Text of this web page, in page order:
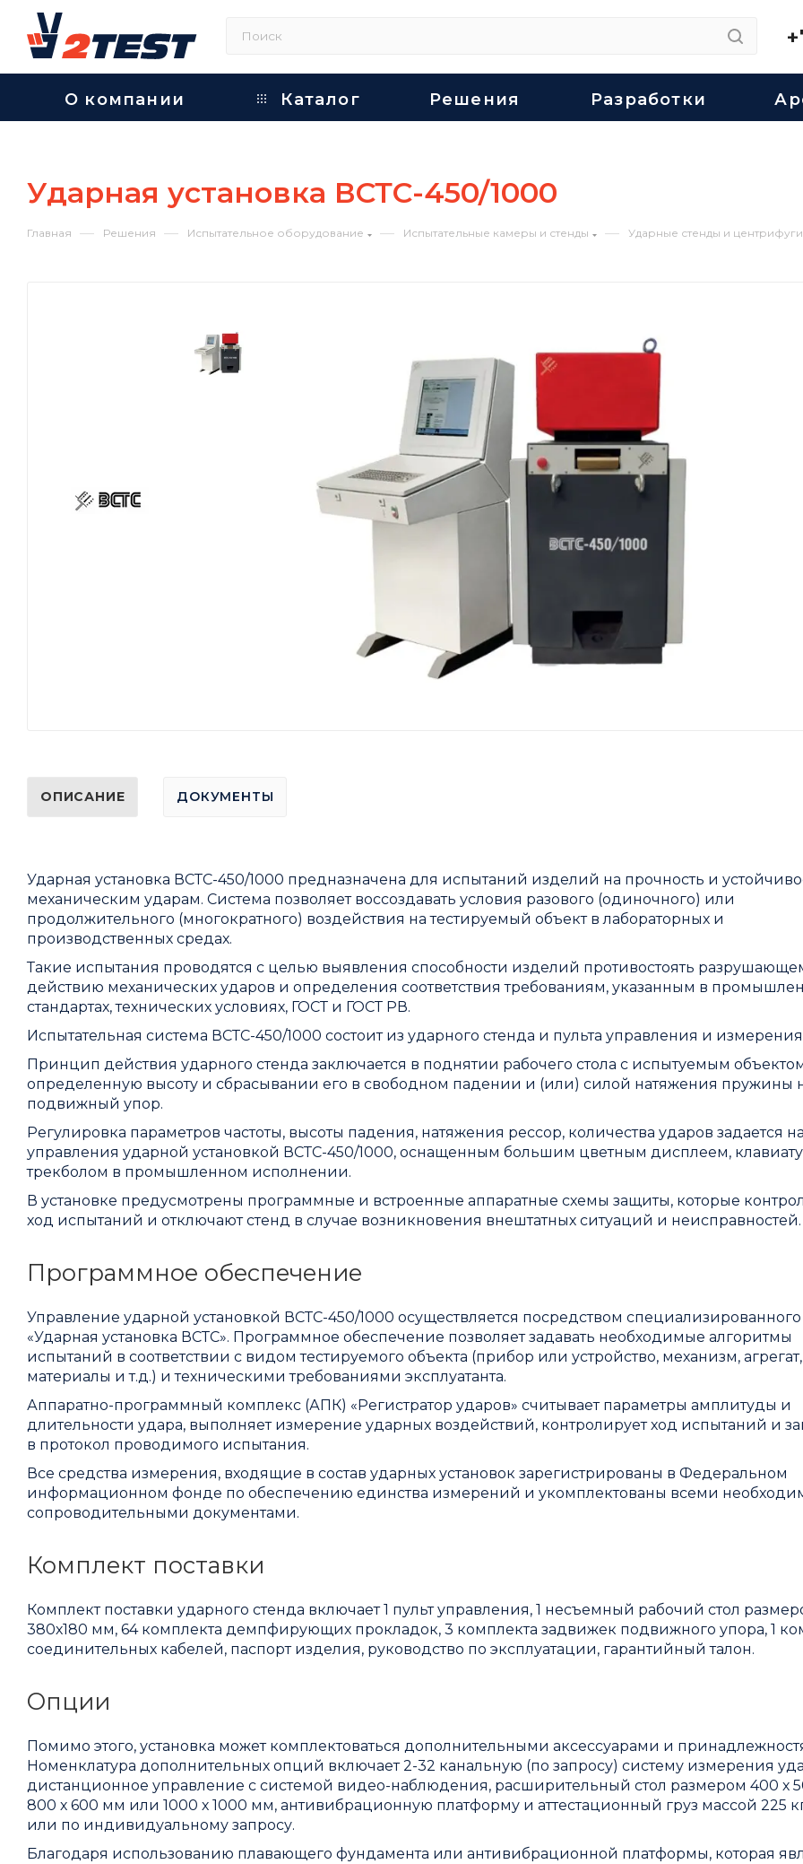
О компании Каталог Решения Разработки
Ударная установка ВСТС-450/1000
Главная — Решения — Испытательное оборудование — Испытательные камеры и стенды — Ударные стенды и центрифуги
ОПИСАНИЕ ДОКУМЕНТЫ
Ударная установка ВСТС-450/1000 предназначена для испытаний изделий на прочность и
механическим ударам. Система позволяет воссоздавать условия разового (одиночного) или
продолжительного (многократного) воздействия на тестируемый объект в лабораторных и
производственных средах.
Такие испытания проводятся с целью выявления способности изделий противостоять
действию механических ударов и определения соответствия требованиям, указанным в
стандартах, технических условиях, ГОСТ и ГОСТ РВ.
Испытательная система ВСТС-450/1000 состоит из ударного стенда и пульта управления и
Принцип действия ударного стенда заключается в поднятии рабочего стола с испытуемым
определенную высоту и сбрасывании его в свободном падении и (или) силой натяжения пружины
подвижный упор.
Регулировка параметров частоты, высоты падения, натяжения рессор, количества ударов задается
управления ударной установкой ВСТС-450/1000, оснащенным большим цветным дисплеем,
трекболом в промышленном исполнении.
В установке предусмотрены программные и встроенные аппаратные схемы защиты, которые
ход испытаний и отключают стенд в случае возникновения внештатных ситуаций и неисправностей.
Программное обеспечение
Управление ударной установкой ВСТС-450/1000 осуществляется посредством
«Ударная установка ВСТС». Программное обеспечение позволяет задавать необходимые алгоритмы
испытаний в соответствии с видом тестируемого объекта (прибор или устройство, механизм,
материалы и т.д.) и техническими требованиями эксплуатанта.
Аппаратно-программный комплекс (АПК) «Регистратор ударов» считывает параметры амплитуды и
длительности удара, выполняет измерение ударных воздействий, контролирует ход испытаний и
в протокол проводимого испытания.
Все средства измерения, входящие в состав ударных установок зарегистрированы в Федеральном
информационном фонде по обеспечению единства измерений и укомплектованы всеми
сопроводительными документами.
Комплект поставки
Комплект поставки ударного стенда включает 1 пульт управления, 1 несъемный рабочий стол
380х180 мм, 64 комплекта демпфирующих прокладок, 3 комплекта задвижек подвижного упора, 1
соединительных кабелей, паспорт изделия, руководство по эксплуатации, гарантийный талон.
Опции
Помимо этого, установка может комплектоваться дополнительными аксессуарами и
Номенклатура дополнительных опций включает 2-32 канальную (по запросу) систему измерения
дистанционное управление с системой видео-наблюдения, расширительный стол размером 400 х
800 х 600 мм или 1000 х 1000 мм, антивибрационную платформу и аттестационный груз массой 225
или по индивидуальному запросу.
Благодаря использованию плавающего фундамента или антивибрационной платформы, которая